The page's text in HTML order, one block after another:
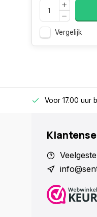
Vergelijk
Voor 17.00 uur